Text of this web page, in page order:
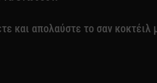
και απολαύστε το σαν